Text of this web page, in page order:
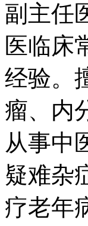
副主任
医临床
经验。
瘤、内
从事中
疑难杂
疗老年